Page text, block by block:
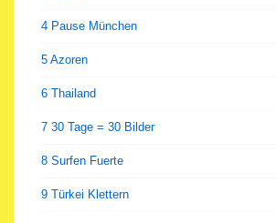
4 Pause München
5 Azoren
6 Thailand
7 30 Tage = 30 Bilder
8 Surfen Fuerte
9 Türkei Klettern